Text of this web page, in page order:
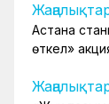
Астана
өткел»